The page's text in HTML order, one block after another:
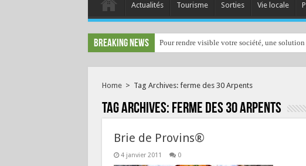
Actualités Tourisme Sorties Vie locale
Breaking News Pour rendre visible votre société, une
Home > Tag Archives: ferme des 30 Arpents
Tag Archives: ferme des 30 Arpents
Brie de Provins®
4 janvier 2011 0